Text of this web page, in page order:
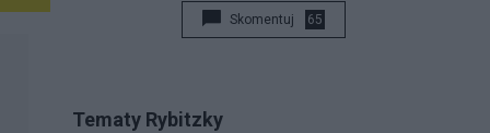
Skomentuj 65
Tematy Rybitzky